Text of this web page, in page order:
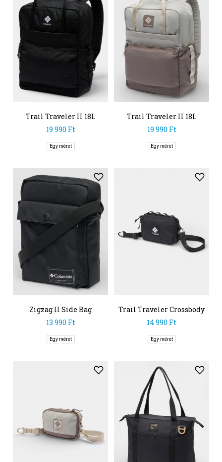
Trail Traveler II 18L
Backpack
19 990 Ft
Egy méret
Trail Traveler II 18L
Backpack
19 990 Ft
Egy méret
Zigzag II Side Bag
13 990 Ft
Egy méret
Trail Traveler Crossbody
Bag
14 990 Ft
Egy méret